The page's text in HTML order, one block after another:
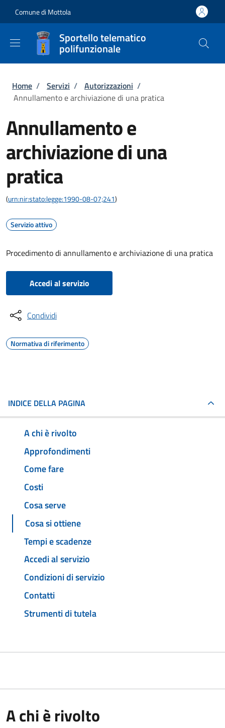
Comune di Mottola
Sportello telematico
polifunzionale
Briciole di pane
Home / Servizi / Autorizzazioni /
Annullamento e archiviazione di una pratica
Annullamento e
archiviazione di una
pratica
(urn:nir:stato:legge:1990-08-07;241)
Servizio attivo
Procedimento di annullamento e archiviazione di una pratica
Accedi al servizio
Condividi
Normativa di riferimento
INDICE DELLA PAGINA
A chi è rivolto
Approfondimenti
Come fare
Costi
Cosa serve
Cosa si ottiene
Tempi e scadenze
Accedi al servizio
Condizioni di servizio
Contatti
Strumenti di tutela
A chi è rivolto